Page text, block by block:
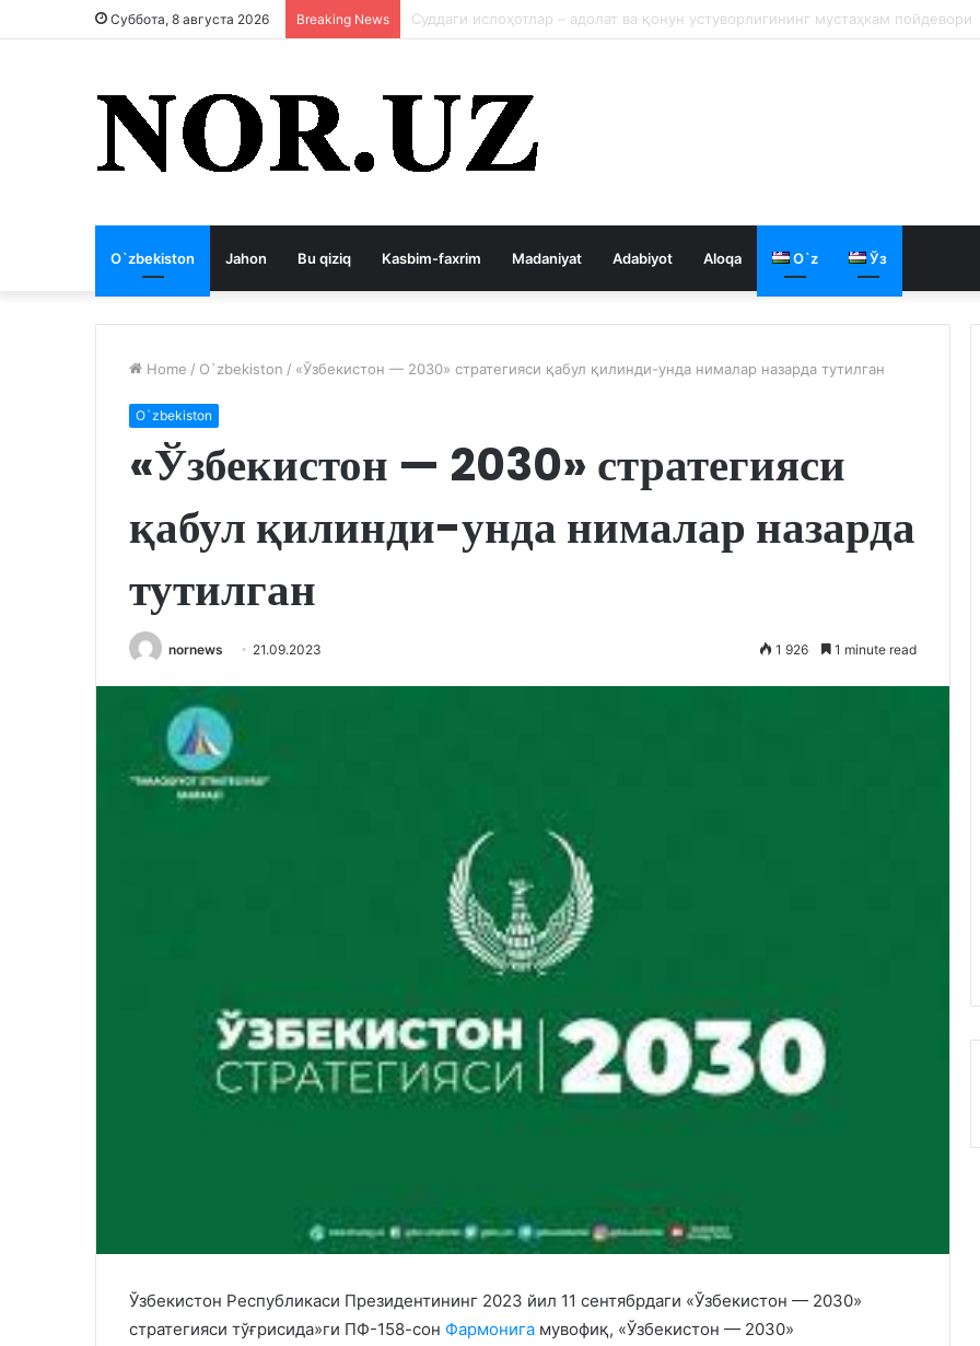
Суббота, 8 августа 2026 Breaking News Коррупция давлатни кемиради
O`zbekiston Jahon Bu qiziq Kasbim-faxrim Madaniyat Adabiyot Aloqa O`z Ўз
Home / O`zbekiston / «Ўзбекистон — 2030» стратегияси қабул қилинди-унда нималар назарда тутилган
O`zbekiston
«Ўзбекистон — 2030» стратегияси
қабул қилинди-унда нималар назарда
тутилган
nornews 21.09.2023 1 926 1 minute read
Ўзбекистон Республикаси Президентининг 2023 йил 11 сентябрдаги «Ўзбекистон — 2030»
стратегияси тўғрисида»ги ПФ-158-сон Фармонига мувофиқ, «Ўзбекистон — 2030»